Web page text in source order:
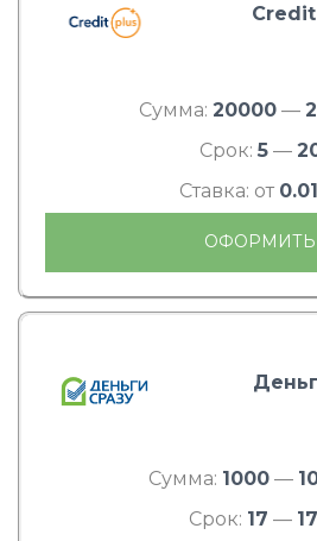
Сумма: 20000—
Срок: 5—
Ставка: от
ОФОРМИТЬ
Сумма: 1000 —
Срок: 17 —